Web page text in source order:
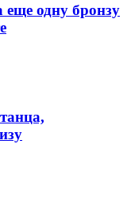
еще одну бронзу